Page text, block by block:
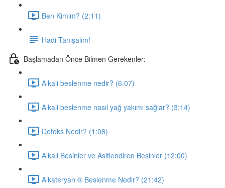
Ben Kimim? (2:11)
Hadi Tanışalım!
Başlamadan Önce Bilmen Gerekenler:
Alkali beslenme nedir? (6:07)
Alkali beslenme nasıl yağ yakımı sağlar? (3:14)
Detoks Nedir? (1:08)
Alkali Besinler ve Asitlendiren Besinler (12:00)
Alkateryan ® Beslenme Nedir? (21:42)